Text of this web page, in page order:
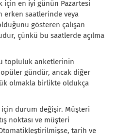
için en iyi günün Pazartesi
erken saatlerinde veya
gösteren çalışan
çünkü bu saatlerde açılma
topluluk anketlerinin
gündür, ancak diğer
olmakla birlikte oldukça
durum değişir. Müşteri
noktası ve müşteri
tarih ve